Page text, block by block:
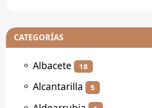
CATEGORÍAS
⚬ Albacete 18
⚬ Alcantarilla 5